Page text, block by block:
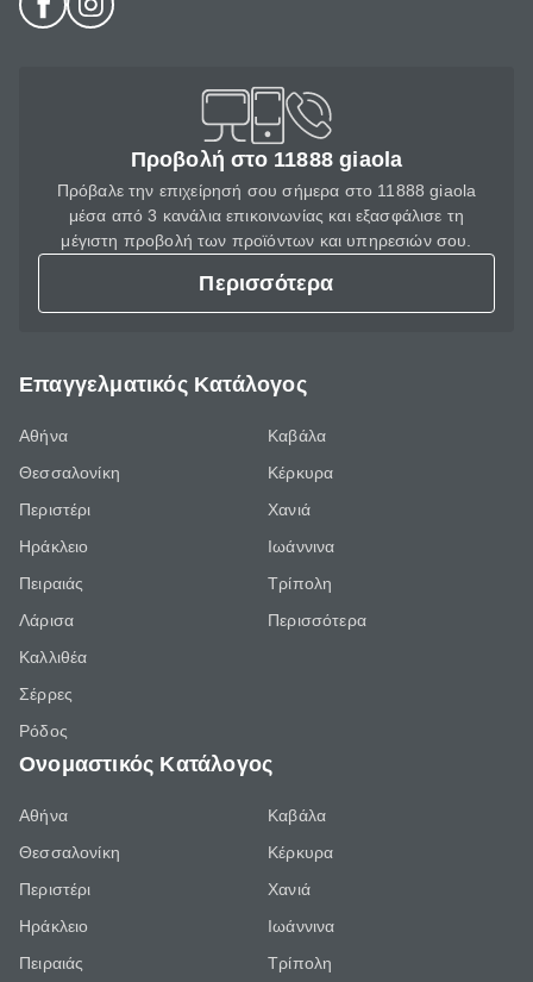
Προβολή στο 11888 giaola
Πρόβαλε την επιχείρησή σου σήμερα στο 11888 giaola
μέσα από 3 κανάλια επικοινωνίας και εξασφάλισε τη
μέγιστη προβολή των προϊόντων και υπηρεσιών σου.
Περισσότερα
Επαγγελματικός Κατάλογος
Αθήνα
Θεσσαλονίκη
Περιστέρι
Ηράκλειο
Πειραιάς
Λάρισα
Καλλιθέα
Σέρρες
Ρόδος
Καβάλα
Κέρκυρα
Χανιά
Ιωάννινα
Τρίπολη
Περισσότερα
Ονομαστικός Κατάλογος
Αθήνα
Θεσσαλονίκη
Περιστέρι
Ηράκλειο
Πειραιάς
Καβάλα
Κέρκυρα
Χανιά
Ιωάννινα
Τρίπολη